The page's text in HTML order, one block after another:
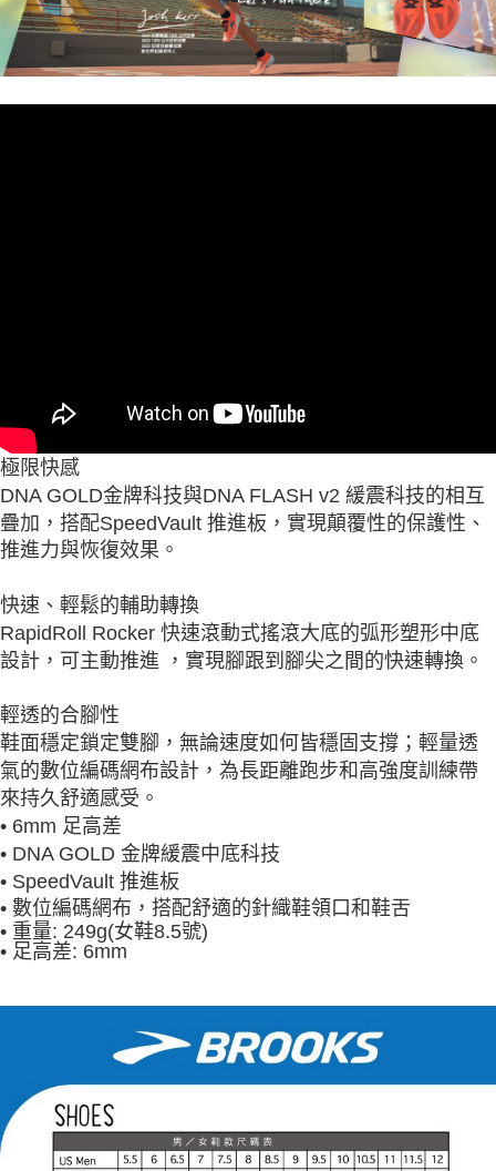
極限快感
DNA GOLD金牌科技與DNA FLASH v2 緩震科技的相互
疊加，搭配SpeedVault 推進板，實現顛覆性的保護性、
推進力與恢復效果。
快速、輕鬆的輔助轉換
RapidRoll Rocker 快速滾動式搖滾大底的弧形塑形中底
設計，可主動推進 ，實現腳跟到腳尖之間的快速轉換。
輕透的合腳性
鞋面穩定鎖定雙腳，無論速度如何皆穩固支撐；輕量透
氣的數位編碼網布設計，為長距離跑步和高強度訓練帶
來持久舒適感受。
• 6mm 足高差
• DNA GOLD 金牌緩震中底科技
• SpeedVault 推進板
• 數位編碼網布，搭配舒適的針織鞋領口和鞋舌
• 重量: 249g(女鞋8.5號)
• 足高差: 6mm